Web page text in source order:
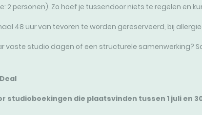
2 personen). Zo hoef je tussendoor niets te regelen en
48 uur van tevoren te worden gereserveerd, bij
vaste studio dagen of een structurele samenwerking?
studioboekingen die plaatsvinden tussen 1 juli en